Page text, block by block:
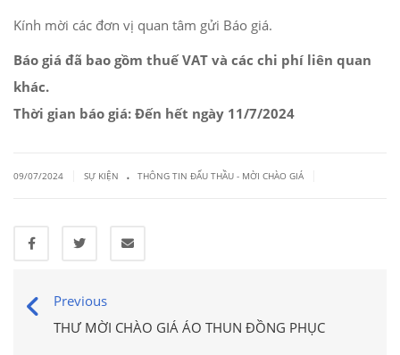
Kính mời các đơn vị quan tâm gửi Báo giá.
Báo giá đã bao gồm thuế VAT và các chi phí liên quan
khác.
Thời gian báo giá: Đến hết ngày 11/7/2024
09/07/2024 SỰ KIỆN . THÔNG TIN ĐẤU THẦU - MỜI CHÀO GIÁ
Previous
THƯ MỜI CHÀO GIÁ ÁO THUN ĐỒNG PHỤC